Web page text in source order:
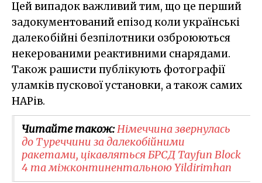
Цей випадок важливий тим, що це перший
задокументований епізод коли українські
далекобійні безпілотники озброюються
некерованими реактивними снарядами.
Також рашисти публікують фотографії
уламків пускової установки, а також самих
НАРів.
Читайте також:Німеччина звернулась
до Туреччини за далекобійними
ракетами, цікавляться БРСД Tayfun Block
4 та міжконтинентальною Yildirimhan